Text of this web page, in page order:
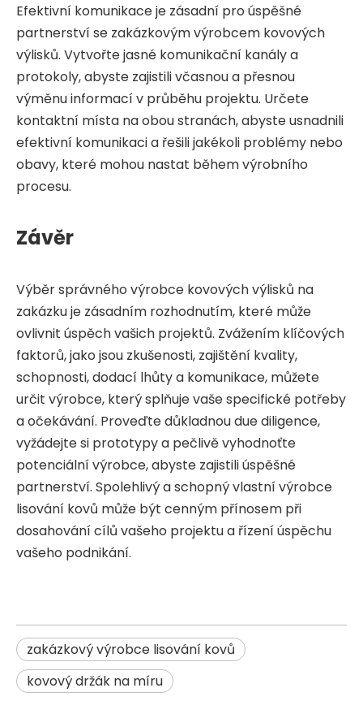
Efektivní komunikace je zásadní pro úspěšné
partnerství se zakázkovým výrobcem kovových
výlisků. Vytvořte jasné komunikační kanály a
protokoly, abyste zajistili včasnou a přesnou
výměnu informací v průběhu projektu. Určete
kontaktní místa na obou stranách, abyste usnadnili
efektivní komunikaci a řešili jakékoli problémy nebo
obavy, které mohou nastat během výrobního
procesu.
Závěr
Výběr správného výrobce kovových výlisků na
zakázku je zásadním rozhodnutím, které může
ovlivnit úspěch vašich projektů. Zvážením klíčových
faktorů, jako jsou zkušenosti, zajištění kvality,
schopnosti, dodací lhůty a komunikace, můžete
určit výrobce, který splňuje vaše specifické potřeby
a očekávání. Proveďte důkladnou due diligence,
vyžádejte si prototypy a pečlivě vyhodnoťte
potenciální výrobce, abyste zajistili úspěšné
partnerství. Spolehlivý a schopný vlastní výrobce
lisování kovů může být cenným přínosem při
dosahování cílů vašeho projektu a řízení úspěchu
vašeho podnikání.
zakázkový výrobce lisování kovů
kovový držák na míru